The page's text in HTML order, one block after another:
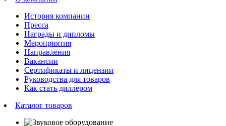
История компании
Пресса
Награды и дипломы
Мероприятия
Направления
Вакансии
Сертификаты и лицензии
Руководства для товаров
Как стать диллером
Каталог товаров